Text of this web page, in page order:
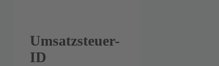
Umsatzsteuer-
ID